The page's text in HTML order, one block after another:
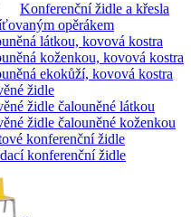
Konferenční židle a křesla
opěrákem
látkou, kovová kostra
koženkou, kovová kostra
ekokůží, kovová kostra
židle
židle čalouněné látkou
židle čalouněné koženkou
konferenční židle
konferenční židle